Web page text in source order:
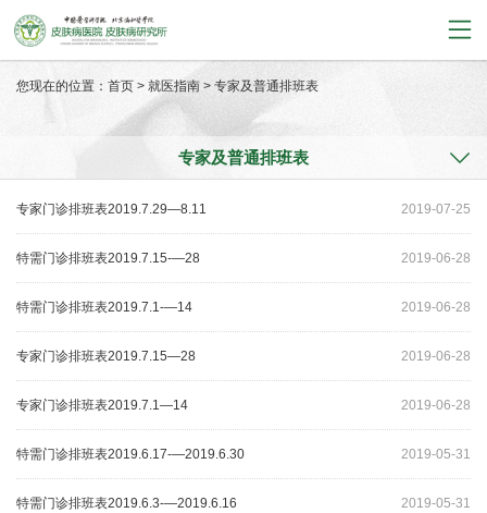
您现在的位置： 首页 > 就医指南 > 专家及普通排班表
专家及普通排班表
专家门诊排班表2019.7.29—8.11 2019-07-25
特需门诊排班表2019.7.15-—28 2019-06-28
特需门诊排班表2019.7.1-—14 2019-06-28
专家门诊排班表2019.7.15—28 2019-06-28
专家门诊排班表2019.7.1—14 2019-06-28
特需门诊排班表2019.6.17-—2019.6.30 2019-05-31
特需门诊排班表2019.6.3-—2019.6.16 2019-05-31